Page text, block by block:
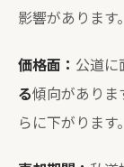
影響があります。
価格面： 公道に
る傾向がありま
らに下がります。